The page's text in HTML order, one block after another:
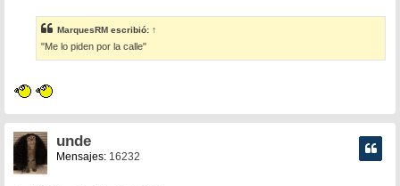
s
a
j
e
MarquesRM escribió: ↑
"Me lo piden por la calle"
unde
Mensajes:16232